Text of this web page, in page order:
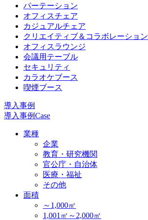
パーテーション
オフィスチェア
カジュアルチェア
クリエイティブ＆コラボレーション
オフィスラウンジ
会議用テーブル
セキュリティ
カラオケブース
喫煙ブース
導入事例
導入事例Case
業種
企業
教育・研究機関
官公庁・自治体
医療・福祉
その他
面積
～1,000㎡
1,001㎡～2,000㎡